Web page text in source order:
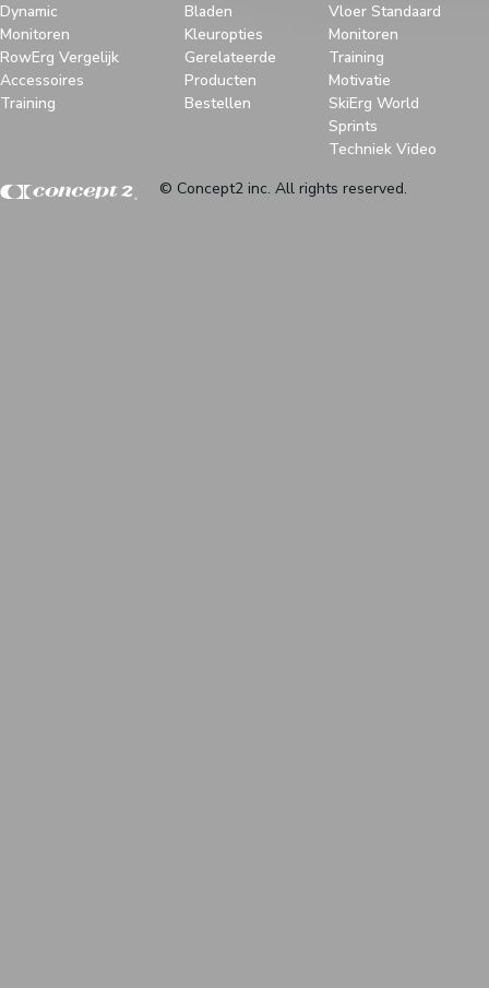
Dynamic
Monitoren
RowErg Vergelijk
Accessoires
Training
Bladen
Kleuropties
Gerelateerde
Producten
Bestellen
Vloer Standaard
Monitoren
Training
Motivatie
SkiErg World
Sprints
Techniek Video
© Concept2 inc. All rights reserved.